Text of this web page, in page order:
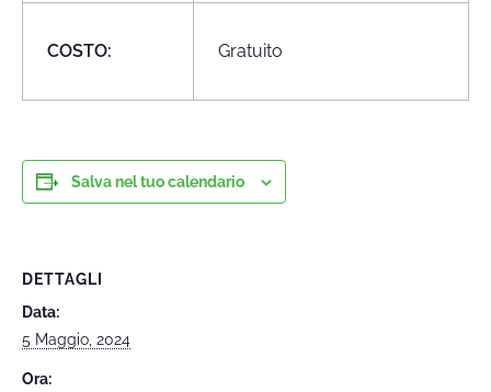
COSTO: Gratuito
Salva nel tuo calendario
DETTAGLI
Data:
5 Maggio, 2024
Ora: